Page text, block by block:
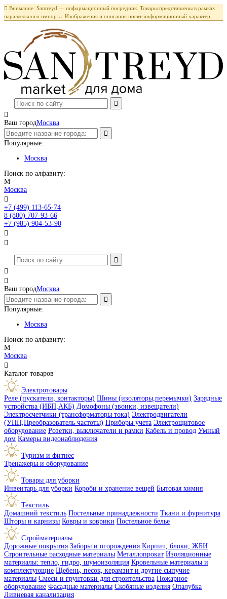
 Внимание: Santreyd — информационный посредник. Товары представлены в рамках
параллельного импорта. Изображения и описания носят информационный характер.

Ваш городМосква
Популярные:
Москва
Поиск по алфавиту:
М
Москва

+7 (499) 113-65-74
8 (800) 707-93-66
+7 (985) 904-53-90




Ваш городМосква
Популярные:
Москва
Поиск по алфавиту:
М
Москва

Каталог товаров
Электротовары
Реле (пускатели, контакторы) Шины (изоляторы,перемычки) Зарядные
устройства (ИБП,АКБ) Домофоны (звонки, извещатели)
Электросчетчики (трансформаторы тока) Электродвигатели
(УПП,Преобразователь частоты) Приборы учета Электрощитовое
оборудование Розетки, выключатели и рамки Кабель и провод Умный
дом Камеры видеонаблюдения
Туризм и фитнес
Тренажеры и оборудование
Товары для уборки
Инвентарь для уборки Короби и хранение вещей Бытовая химия
Текстиль
Домашний текстиль Постельные принадлежности Ткани и фурнитура
Шторы и карнизы Ковры и коврики Постельное белье
Стройматериалы
Дорожные покрытия Заборы и огорождения Кирпич, блоки, ЖБИ
Строительные расходные материалы Металлопрокат Изоляционные
материалы: тепло, гидро, шумоизоляция Кровельные материалы и
комплектующие Щебень, песок, керамзит и другие сыпучие
материалы Смеси и грунтовки для строительства Пожарное
оборудование Фасадные материалы Скобяные изделия Опалубка
Ливневая канализация